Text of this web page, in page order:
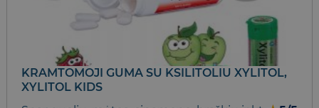
KRAMTOMOJI GUMA SU KSILITOLIU XYLITOL,
XYLITOL KIDS